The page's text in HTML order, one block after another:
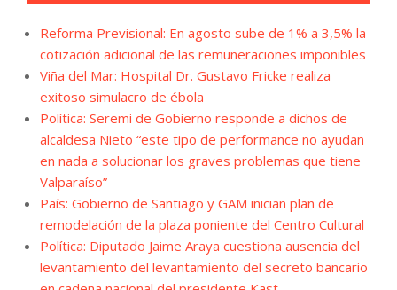
Reforma Previsional: En agosto sube de 1% a 3,5% la
cotización adicional de las remuneraciones imponibles
Viña del Mar: Hospital Dr. Gustavo Fricke realiza
exitoso simulacro de ébola
Política: Seremi de Gobierno responde a dichos de
alcaldesa Nieto “este tipo de performance no ayudan
en nada a solucionar los graves problemas que tiene
Valparaíso”
País: Gobierno de Santiago y GAM inician plan de
remodelación de la plaza poniente del Centro Cultural
Política: Diputado Jaime Araya cuestiona ausencia del
levantamiento del levantamiento del secreto bancario